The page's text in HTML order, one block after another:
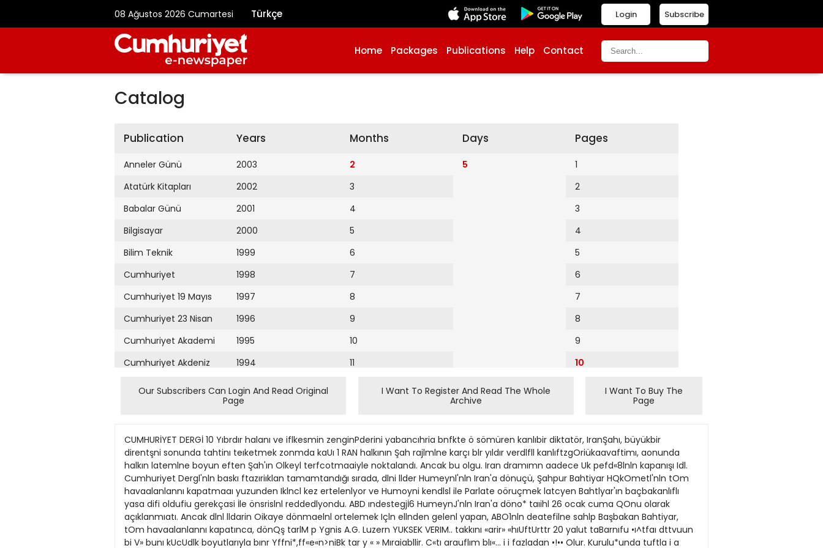
08 Ağustos 2026 Cumartesi Türkçe Subscribe
Login
Home Packages Publications Help Contact
Catalog
Publication
Anneler Günü
Atatürk Kitapları
Babalar Günü
Bilgisayar
Bilim Teknik
Cumhuriyet
Cumhuriyet 19 Mayıs
Cumhuriyet 23 Nisan
Cumhuriyet Akademi
Cumhuriyet Akdeniz
Cumhuriyet Alışveriş
Cumhuriyet Ankara
Cumhuriyet Büyük
Taaruz
Cumhuriyet
Cumartesi
Cumhuriyet Çevre
Years
2003
2002
2001
2000
1999
1998
1997
1996
1995
1994
1993
1992
1990
1989
1988
1987
1986
Months
2
3
4
5
6
7
8
9
10
11
Days
5
Pages
1
2
3
4
5
6
7
8
9
10
14
15
16
17
18
Our Subscribers Can Login And Read Original
Page
I Want To Register And Read The Whole
Archive
I Want To Buy The
Page
CUMHURİYET DERGİ 10 Yıbrdır halanı ve iflkesmin zenginPderini yabancıhria bnfkte ö sömüren kanlıbir diktatör, IranŞahı, büyükbir
direntşni sonunda tahtinı teıketmek zonmda kaUı 1 RAN halkının Şah rajlmlne karçı blr yıldır verdlfll kanlıftzgOriükaavaftimı, aonunda
halkın latemlne boyun eften Şah'ın Olkeyl terfcotmaaiyle noktalandı. Ancak bu olgu. Iran dramımn aadece Uk pefd«8lnln kapanışı Idl.
Cumhuriyet Dergl'nln baskı ftazıriıklan tamamtandığı sırada, dlni llder Humeynl'nln Iran'a dönuçü, Şahpur Bahtiyar HQkOmetl'nln tOm
havaalanlannı kapatmaaı yuzunden Iklncl kez ertelenlyor ve Humoyni kendlsl ile Parlate oöruçmek latcyen Bahtlyar'ın baçbakanlıflı
yasa difi oldufiu gerekçasi İle önsrislnl reddedlyondu. ABD ındestegjİ6 HumeynJ'nln Iran'a döno* taıihl 26 ocak cuma QOnu olarak
açıklanmıatı. Ancak dlnl lldarin Oikaye dönmaelnl ortelemek Içln ellnden gelenl yapan, ABO1nln deatefilne sahlp Başbakan Bahtiyar,
tOm havaalanlannı kapatınca, dönQş tarlM p Ygnis A.G. Luzern YUKSEK VERIM.. takkını «arir» «hıUftUrttr 20 yalut taBarnıfu •ı^tfaı dttvuun
bi V» bunı kUcUdlk boyutlarıyla bınr Yffni*,ff«e«n>niBk tar y « » Mıraiabllir. C«tı arauflım blı«... i i fazladan •!•• Olur. Kurulu*unda tuftla i a